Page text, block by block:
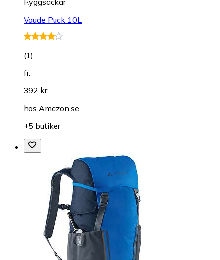
Ryggsäckar
Vaude Puck 10L
(1)
fr.
392 kr
hos Amazon.se
+5 butiker